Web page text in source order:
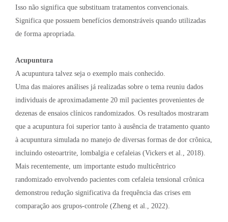
Isso não significa que substituam tratamentos convencionais.
Significa que possuem benefícios demonstráveis quando utilizadas
de forma apropriada.
Acupuntura
A acupuntura talvez seja o exemplo mais conhecido.
Uma das maiores análises já realizadas sobre o tema reuniu dados
individuais de aproximadamente 20 mil pacientes provenientes de
dezenas de ensaios clínicos randomizados. Os resultados mostraram
que a acupuntura foi superior tanto à ausência de tratamento quanto
à acupuntura simulada no manejo de diversas formas de dor crônica,
incluindo osteoartrite, lombalgia e cefaleias (Vickers et al., 2018).
Mais recentemente, um importante estudo multicêntrico
randomizado envolvendo pacientes com cefaleia tensional crônica
demonstrou redução significativa da frequência das crises em
comparação aos grupos-controle (Zheng et al., 2022).